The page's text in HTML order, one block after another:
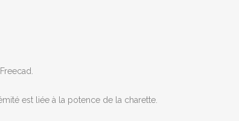
est liée à la potence de la charette.